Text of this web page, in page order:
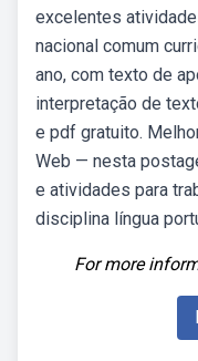
excelentes
nacional comum
ano, com texto de
interpretação de
e pdf gratuito.
Web — nesta
e atividades para
disciplina língua
For more